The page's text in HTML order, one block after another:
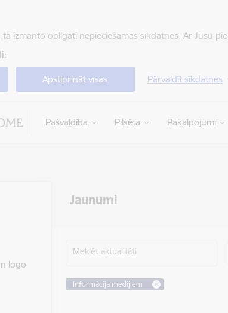
izmanto obligāti nepieciešamās sīkdatnes. Ar Jūsu
Apstiprināt visas Pārvaldīt sīkdatnes
Pašvaldība Pilsēta Pakalpojumi
Jaunumi
logo
Meklēt aktualitāti
Informācija medijiem